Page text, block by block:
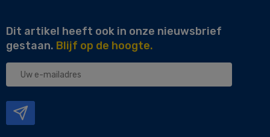
Dit artikel heeft ook in onze nieuwsbrief
gestaan. Blijf op de hoogte.
Uw